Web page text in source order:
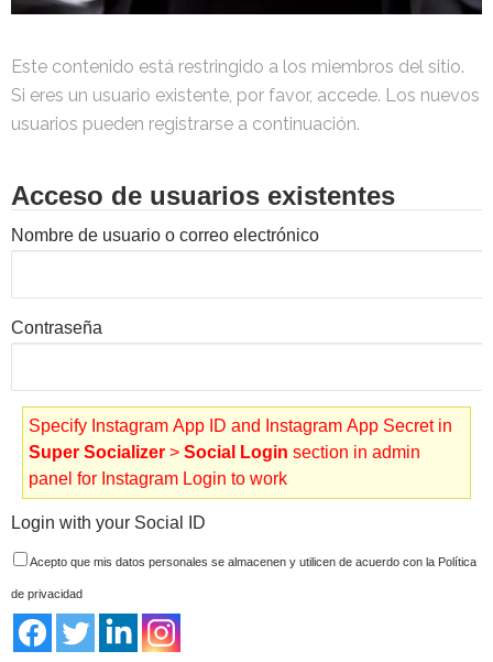
Este contenido está restringido a los miembros del sitio.
Si eres un usuario existente, por favor, accede. Los nuevos
usuarios pueden registrarse a continuación.
Acceso de usuarios existentes
Nombre de usuario o correo electrónico
Contraseña
Specify Instagram App ID and Instagram App Secret in
Super Socializer > Social Login section in admin
panel for Instagram Login to work
Login with your Social ID
Acepto que mis datos personales se almacenen y utilicen de acuerdo con la Política
de privacidad